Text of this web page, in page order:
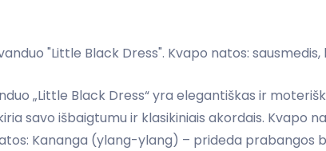
"Little Black Dress". Kvapo natos:
„Little Black Dress“ yra elegantiškas ir
savo išbaigtumu ir klasikiniais akordais. Kvapo
Kananga (ylang-ylang) – prideda